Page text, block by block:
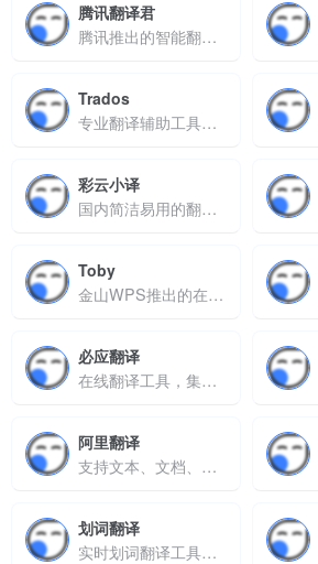
腾讯翻译君
腾讯推出的智能翻译平台
Trados
专业翻译辅助工具，支持记忆库管理与多场景翻译协作
彩云小译
国内简洁易用的翻译工具
Toby
金山WPS推出的在线翻译平台，支持文本翻译和人工专业服务
必应翻译
在线翻译工具，集成文本识别、语音转写及OCR功能
阿里翻译
支持文本、文档、图片、视频及语音翻译
划词翻译
实时划词翻译工具，支持多格式内容翻译与跨平台调用